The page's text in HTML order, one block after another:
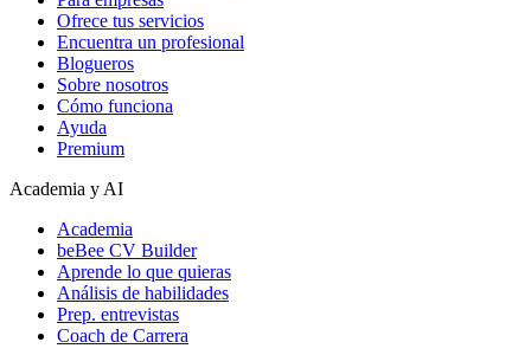
Ofrece tus servicios
Encuentra un profesional
Blogueros
Sobre nosotros
Cómo funciona
Ayuda
Premium
Academia y AI
Academia
beBee CV Builder
Aprende lo que quieras
Análisis de habilidades
Prep. entrevistas
Coach de Carrera